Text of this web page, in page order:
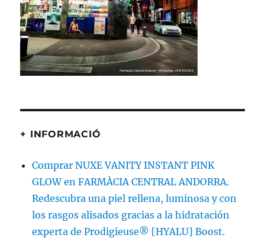
k m
+ INFORMACIÓ
Comprar NUXE VANITY INSTANT PINK
GLOW en FARMÀCIA CENTRAL ANDORRA.
Redescubra una piel rellena, luminosa y con
los rasgos alisados gracias a la hidratación
experta de Prodigieuse® [HYALU] Boost.